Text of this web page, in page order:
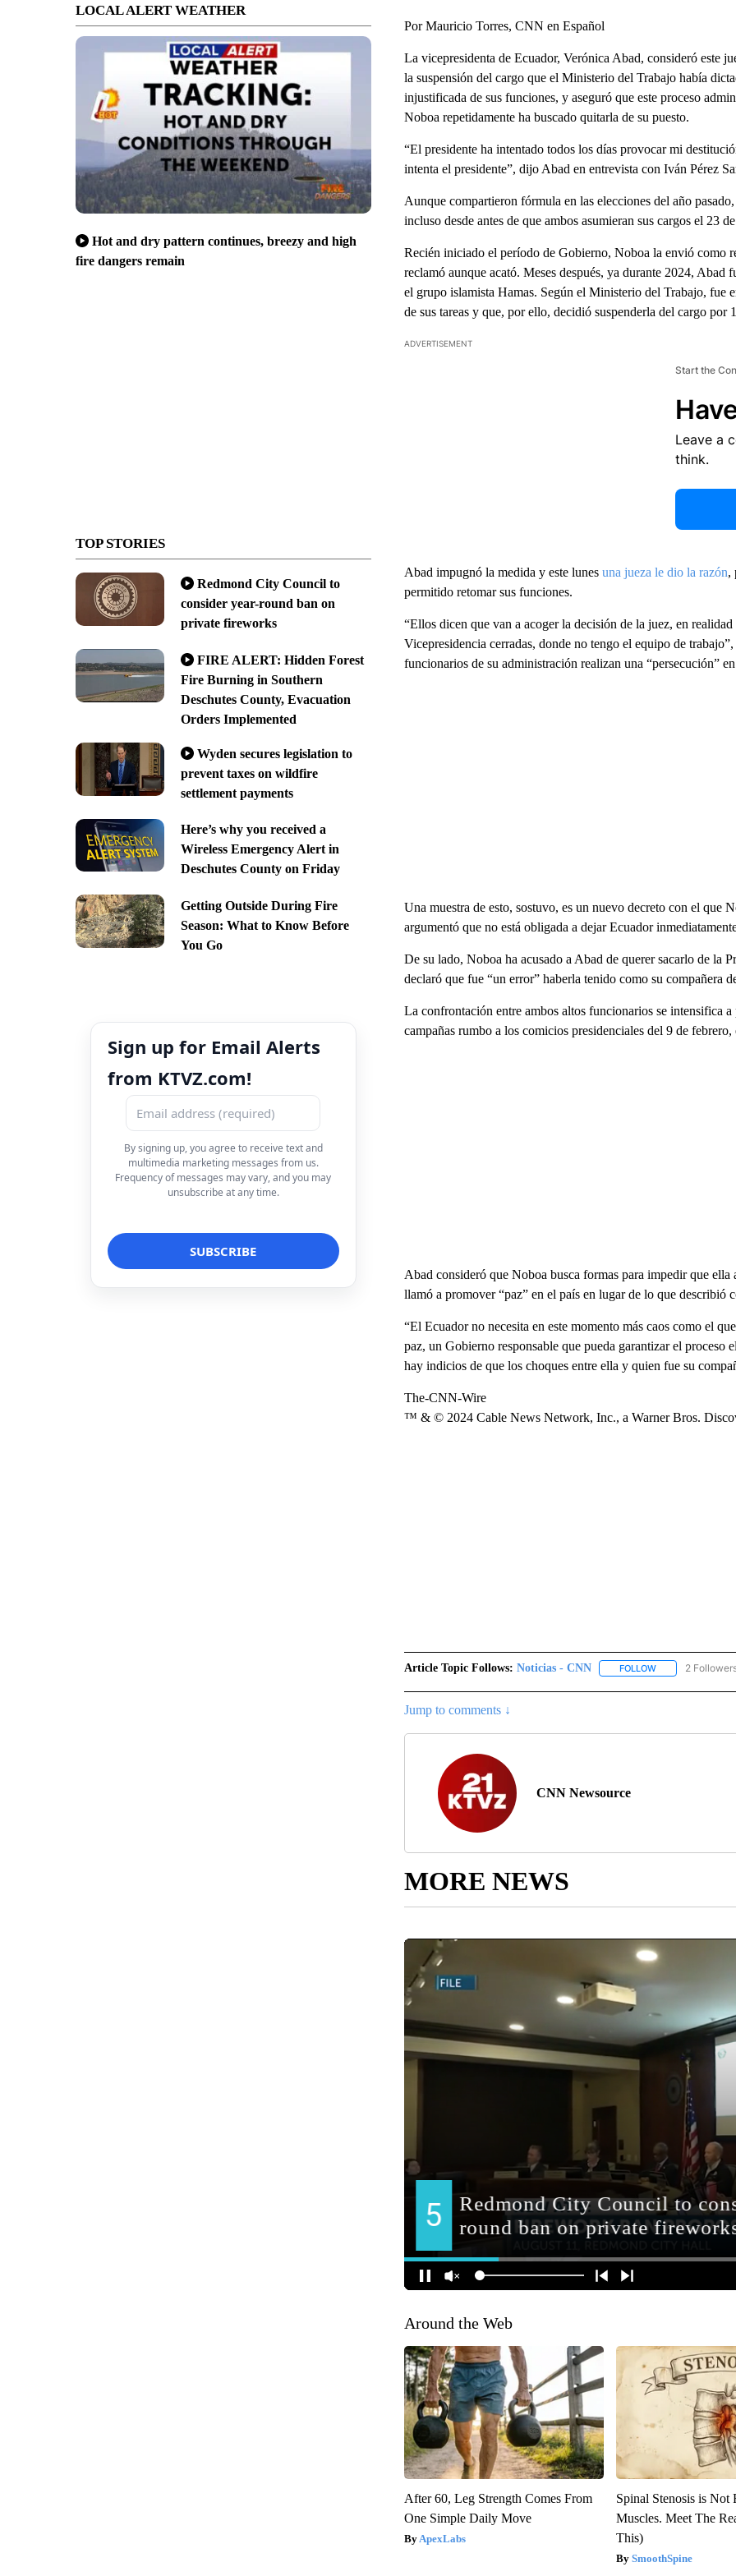
LOCAL ALERT WEATHER
Hot and dry pattern continues, breezy and high
fire dangers remain
TOP STORIES
Redmond City Council to
consider year-round ban on
private fireworks
FIRE ALERT: Hidden Forest
Fire Burning in Southern
Deschutes County, Evacuation
Orders Implemented
Wyden secures legislation to
prevent taxes on wildfire
settlement payments
Here’s why you received a
Wireless Emergency Alert in
Deschutes County on Friday
Getting Outside During Fire
Season: What to Know Before
You Go
Sign up for Email Alerts
from KTVZ.com!
By signing up, you agree to receive text and
multimedia marketing messages from us.
Frequency of messages may vary, and you may
unsubscribe at any time.
Por Mauricio Torres, CNN en Español
La vicepresidenta de Ecuador, Verónica Abad, consideró este
la suspensión del cargo que el Ministerio del Trabajo había
injustificada de sus funciones, y aseguró que este proceso
Noboa repetidamente ha buscado quitarla de su puesto.
“El presidente ha intentado todos los días provocar mi
intenta el presidente”, dijo Abad en entrevista con Iván Pérez
Aunque compartieron fórmula en las elecciones del año
incluso desde antes de que ambos asumieran sus cargos el 23
Recién iniciado el período de Gobierno, Noboa la envió como
reclamó aunque acató. Meses después, ya durante 2024,
el grupo islamista Hamas. Según el Ministerio del Trabajo, fue
de sus tareas y que, por ello, decidió suspenderla del cargo por
ADVERTISEMENT
Start the
Leave a
think.
Abad impugnó la medida y este lunes una jueza le dio la razón,
permitido retomar sus funciones.
“Ellos dicen que van a acoger la decisión de la juez, en
Vicepresidencia cerradas, donde no tengo el equipo de
funcionarios de su administración realizan una “persecución”
Una muestra de esto, sostuvo, es un nuevo decreto con el que
argumentó que no está obligada a dejar Ecuador
De su lado, Noboa ha acusado a Abad de querer sacarlo de la
declaró que fue “un error” haberla tenido como su compañera
La confrontación entre ambos altos funcionarios se intensifica
campañas rumbo a los comicios presidenciales del 9 de
Abad consideró que Noboa busca formas para impedir que
llamó a promover “paz” en el país en lugar de lo que describió
“El Ecuador no necesita en este momento más caos como el
paz, un Gobierno responsable que pueda garantizar el proceso
hay indicios de que los choques entre ella y quien fue su
The-CNN-Wire
™ & © 2024 Cable News Network, Inc., a Warner Bros.
Article Topic Follows: Noticias - CNN FOLLOWFOLLOW
2
Jump to comments ↓
CNN Newsource
MORE NEWS
Around the Web
After 60, Leg Strength Comes From
One Simple Daily Move
ApexLabs
Spinal Stenosis is Not
Muscles. Meet The
This)
SmoothSpine